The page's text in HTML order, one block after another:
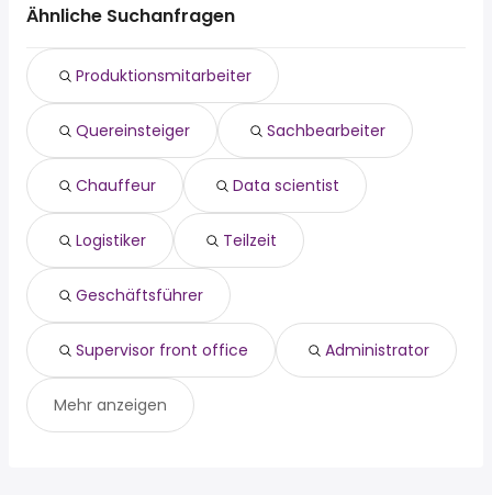
quereinsteiger
data scientist
logistiker
teilzeit
geschäftsführer
supervisor front office
Ähnliche Suchanfragen
Produktionsmitarbeiter
Quereinsteiger Sachbearbeiter
Chauffeur Data scientist
Logistiker Teilzeit
Geschäftsführer
Supervisor front office Administrator
Mehr anzeigen